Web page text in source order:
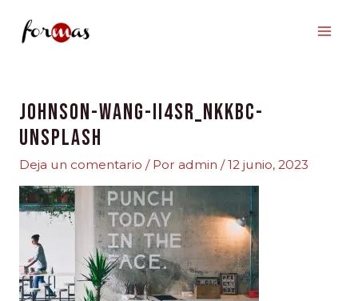
johnson-wang-iI4sR_nkkbc-
unsplash
Deja un comentario / Por admin /12 junio, 2023